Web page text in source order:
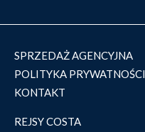
SPRZEDAŻ AGENCYJNA
POLITYKA PRYWATNOŚCI
KONTAKT
REJSY COSTA